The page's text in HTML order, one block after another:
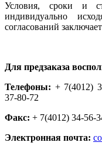
Условия, сроки и
индивидуально
согласований
Для предзаказа
Телефоны: + 7(4012)
37-80-72
Факс: + 7(4012) 34-56-
Электронная почта: